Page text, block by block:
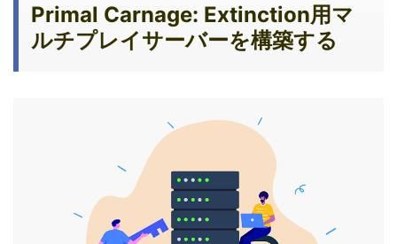
Primal Carnage: Extinction用マ
ルチプレイサーバーを構築する